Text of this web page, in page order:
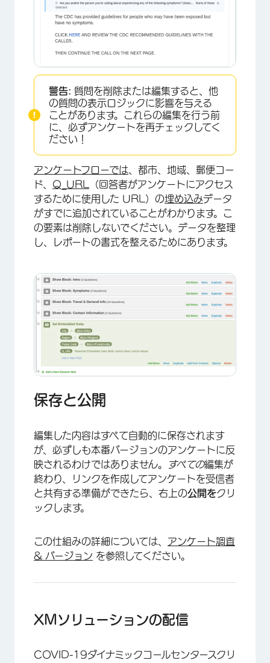
警告: 質問を削除または編集すると、他
の質問の表示ロジックに影響を与える
ことがあります。これらの編集を行う前
に、必ずアンケートを再チェックしてく
ださい！
アンケートフローでは 、都市、地域、郵便コー
ド、 Q_URL
（回答者がアンケートにアクセス
するために使用した URL）の埋め込みデータ
がすでに追加されていることがわかります。こ
の要素は削除しないでください。データを整理
し、レポートの書式を整えるためにあります。
保存と公開
編集した内容はすべて自動的に保存されます
が、必ずしも本番バージョンのアンケートに反
映されるわけではありません。
すべての編集が
終わり、リンクを作成してアンケートを受信者
と共有する準備ができたら、右上の公開をクリ
ックします。
この仕組みの詳細については、 アンケート調査
& バージョン を参照してください。
XMソリューションの配信
COVID-19ダイナミックコールセンタースクリ